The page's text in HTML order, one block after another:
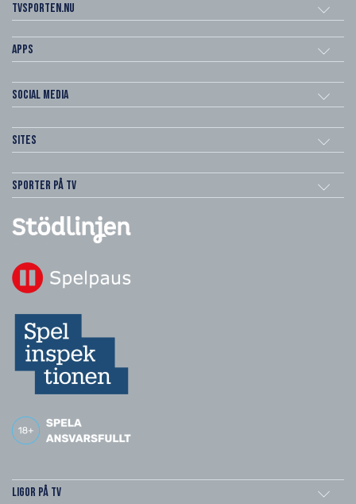
Tvsporten.nu
Apps
Social Media
Sites
Sporter på TV
Ligor på TV